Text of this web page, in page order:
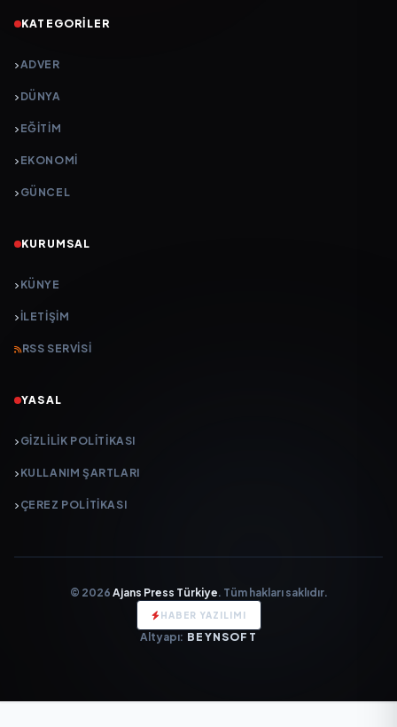
KATEGORILER
ADVER
DÜNYA
EĞİTİM
EKONOMİ
GÜNCEL
KURUMSAL
KÜNYE
İLETIŞIM
RSS SERVISI
YASAL
GIZLILIK POLITIKASI
KULLANIM ŞARTLARI
ÇEREZ POLITIKASI
© 2026 Ajans Press Türkiye. Tüm hakları saklıdır.
HABER YAZILIMI
Altyapı: BEYNSOFT